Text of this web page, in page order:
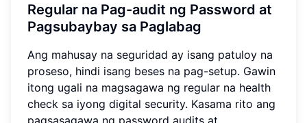
Regular na Pag-audit ng Password at
Pagsubaybay sa Paglabag
Ang mahusay na seguridad ay isang patuloy na
proseso, hindi isang beses na pag-setup. Gawin
itong ugali na magsagawa ng regular na health
check sa iyong digital security. Kasama rito ang
pagsasagawa ng password audits at